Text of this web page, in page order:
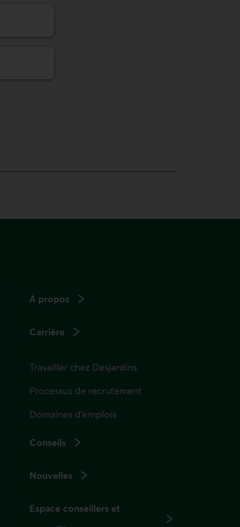
À propos
Carrière
Travailler chez Desjardins
Processus de recrutement
Domaines d’emplois
Conseils
Nouvelles
Espace conseillers et